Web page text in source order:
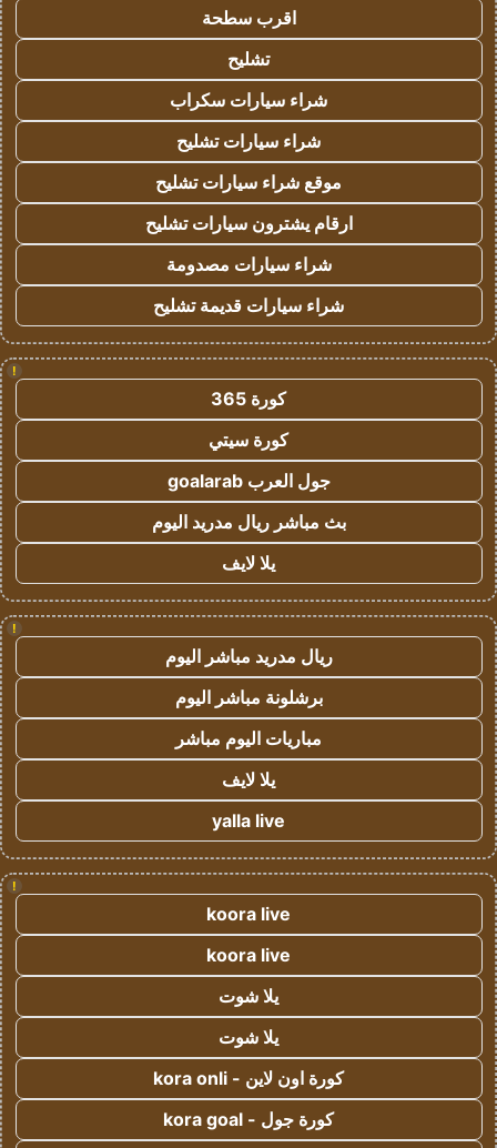
اقرب سطحة
تشليح
شراء سيارات سكراب
شراء سيارات تشليح
موقع شراء سيارات تشليح
ارقام يشترون سيارات تشليح
شراء سيارات مصدومة
شراء سيارات قديمة تشليح
!
كورة 365
كورة سيتي
جول العرب goalarab
بث مباشر ريال مدريد اليوم
يلا لايف
!
ريال مدريد مباشر اليوم
برشلونة مباشر اليوم
مباريات اليوم مباشر
يلا لايف
yalla live
!
koora live
koora live
يلا شوت
يلا شوت
كورة اون لاين - kora onli
كورة جول - kora goal